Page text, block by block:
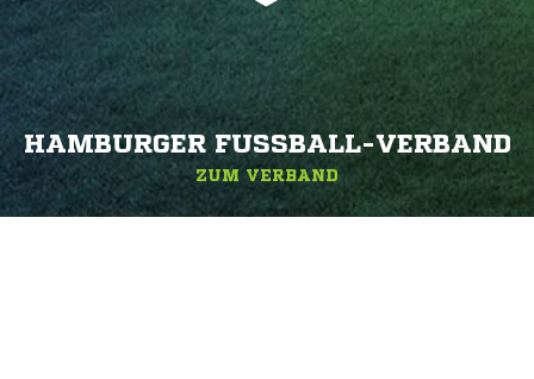
HAMBURGER FUSSBALL-VERBAND
ZUM VERBAND